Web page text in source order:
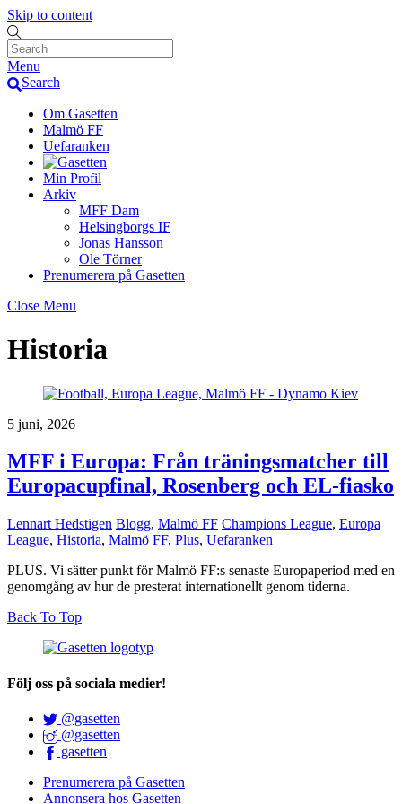
Skip to content
Menu
Search
Om Gasetten
Malmö FF
Uefaranken
Min Profil
Arkiv
MFF Dam
Helsingborgs IF
Jonas Hansson
Ole Törner
Prenumerera på Gasetten
Close Menu
Historia
5 juni, 2026
MFF i Europa: Från träningsmatcher till
Europacupfinal, Rosenberg och EL-fiasko
Lennart Hedstigen Blogg, Malmö FF Champions League, Europa
League, Historia, Malmö FF, Plus, Uefaranken
PLUS. Vi sätter punkt för Malmö FF:s senaste Europaperiod med en
genomgång av hur de presterat internationellt genom tiderna.
Back To Top
Följ oss på sociala medier!
@gasetten
@gasetten
gasetten
Prenumerera på Gasetten
Annonsera hos Gasetten